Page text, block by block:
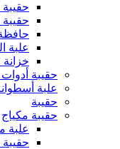
حقيبة
حقيبة
علبة
حقيبة أدوات
علبة
حقيبة
حقيبة مكياج
علبة